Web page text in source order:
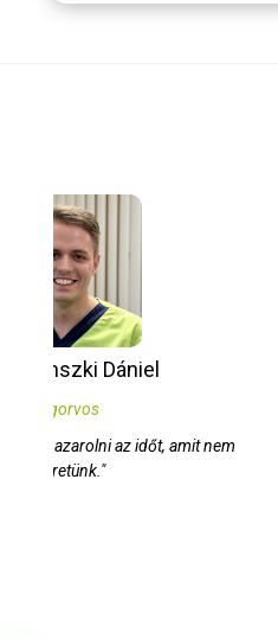
"Jobb már akkor kezelni
mikor azok még